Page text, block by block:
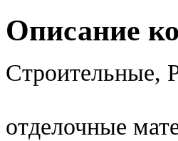
Описание
Строительные,
отделочные